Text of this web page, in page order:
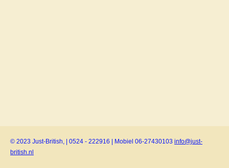
© 2023 Just-British, | 0524 - 222916 | Mobiel 06-27430103 info@just-
british.nl